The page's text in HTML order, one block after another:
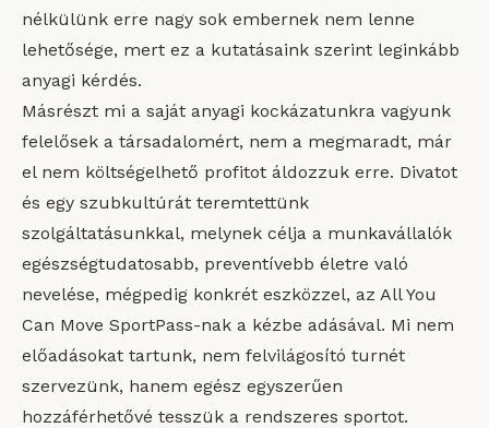
nélkülünk erre nagy sok embernek nem lenne
lehetősége, mert ez a kutatásaink szerint leginkább
anyagi kérdés.
Másrészt mi a saját anyagi kockázatunkra vagyunk
felelősek a társadalomért, nem a megmaradt, már
el nem költségelhető profitot áldozzuk erre. Divatot
és egy szubkultúrát teremtettünk
szolgáltatásunkkal, melynek célja a munkavállalók
egészségtudatosabb, preventívebb életre való
nevelése, mégpedig konkrét eszközzel, az All You
Can Move SportPass-nak a kézbe adásával. Mi nem
előadásokat tartunk, nem felvilágosító turnét
szervezünk, hanem egész egyszerűen
hozzáférhetővé tesszük a rendszeres sportot.